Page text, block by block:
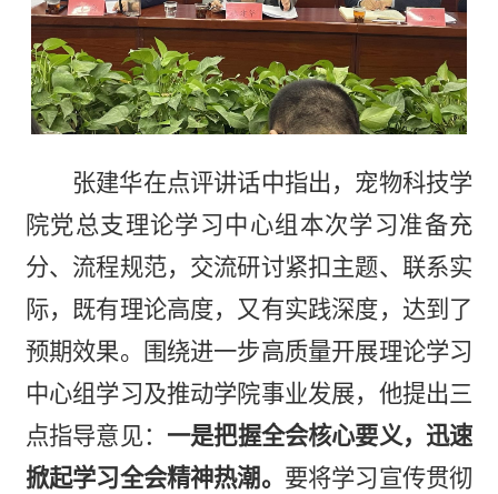
张建华在点评讲话中指出，宠物科技学
院党总支理论学习中心组本次学习准备充
分、流程规范，交流研讨紧扣主题、联系实
际，既有理论高度，又有实践深度，达到了
预期效果。围绕进一步高质量开展理论学习
中心组学习及推动学院事业发展，他提出三
点指导意见： 一是把握全会核心要义， 迅速
掀起学习全会精神热潮。 要将学习宣传贯彻